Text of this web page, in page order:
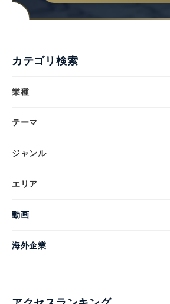
カテゴリ検索
業種
テーマ
ジャンル
エリア
動画
海外企業